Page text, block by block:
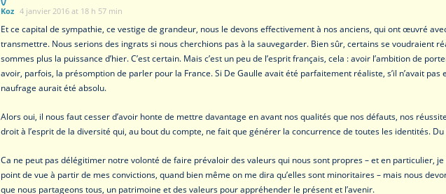
Koz 4 janvier 2016 at 18 h 57 min
Et ce capital de sympathie, ce vestige de grandeur, nous le devons effectivement à nos anciens, qui ont œuvré
transmettre. Nous serions des ingrats si nous cherchions pas à la sauvegarder. Bien sûr, certains se voudraient
sommes plus la puissance d’hier. C’est certain. Mais c’est un peu de l’esprit français, cela : avoir l’ambition de
avoir, parfois, la présomption de parler pour la France. Si De Gaulle avait été parfaitement réaliste, s’il n’avait pas
naufrage aurait été absolu.
Alors oui, il nous faut cesser d’avoir honte de mettre davantage en avant nos qualités que nos défauts, nos
droit à l’esprit de la diversité qui, au bout du compte, ne fait que générer la concurrence de toutes les identités. Du
Ca ne peut pas délégitimer notre volonté de faire prévaloir des valeurs qui nous sont propres – et en particulier,
point de vue à partir de mes convictions, quand bien même on me dira qu’elles sont minoritaires – mais nous
que nous partageons tous, un patrimoine et des valeurs pour appréhender le présent et l’avenir.